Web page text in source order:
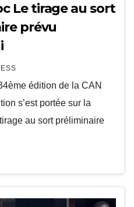
Le tirage au sort
prévu
édition de la CAN
s’est portée sur la
au sort préliminaire